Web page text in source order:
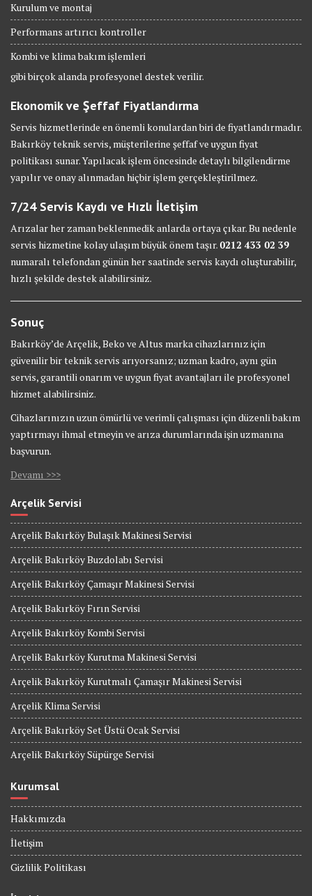
Kurulum ve montaj
Performans artırıcı kontroller
Kombi ve klima bakım işlemleri
gibi birçok alanda profesyonel destek verilir.
Ekonomik ve Şeffaf Fiyatlandırma
Servis hizmetlerinde en önemli konulardan biri de fiyatlandırmadır.
Bakırköy teknik servis, müşterilerine şeffaf ve uygun fiyat
politikası sunar. Yapılacak işlem öncesinde detaylı bilgilendirme
yapılır ve onay alınmadan hiçbir işlem gerçekleştirilmez.
7/24 Servis Kaydı ve Hızlı İletişim
Arızalar her zaman beklenmedik anlarda ortaya çıkar. Bu nedenle
servis hizmetine kolay ulaşım büyük önem taşır. 0212 433 02 39
numaralı telefondan günün her saatinde servis kaydı oluşturabilir,
hızlı şekilde destek alabilirsiniz.
Sonuç
Bakırköy’de Arçelik, Beko ve Altus marka cihazlarınız için
güvenilir bir teknik servis arıyorsanız; uzman kadro, aynı gün
servis, garantili onarım ve uygun fiyat avantajları ile profesyonel
hizmet alabilirsiniz.
Cihazlarınızın uzun ömürlü ve verimli çalışması için düzenli bakım
yaptırmayı ihmal etmeyin ve arıza durumlarında işin uzmanına
başvurun.
Devamı >>>
Arçelik Servisi
Arçelik Bakırköy Bulaşık Makinesi Servisi
Arçelik Bakırköy Buzdolabı Servisi
Arçelik Bakırköy Çamaşır Makinesi Servisi
Arçelik Bakırköy Fırın Servisi
Arçelik Bakırköy Kombi Servisi
Arçelik Bakırköy Kurutma Makinesi Servisi
Arçelik Bakırköy Kurutmalı Çamaşır Makinesi Servisi
Arçelik Klima Servisi
Arçelik Bakırköy Set Üstü Ocak Servisi
Arçelik Bakırköy Süpürge Servisi
Kurumsal
Hakkımızda
İletişim
Gizlilik Politikası